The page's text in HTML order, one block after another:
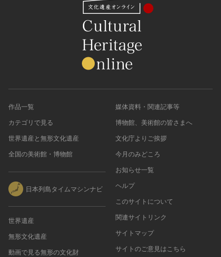
作品一覧
カテゴリで見る
世界遺産と無形文化遺産
全国の美術館・博物館
日本列島タイムマシンナビ
世界遺産
無形文化遺産
動画で見る無形の文化財
媒体資料・関連記事等
博物館、美術館の皆さまへ
文化庁よりご挨拶
今月のみどころ
お知らせ一覧
ヘルプ
このサイトについて
関連サイトリンク
サイトマップ
サイトのご意見はこちら